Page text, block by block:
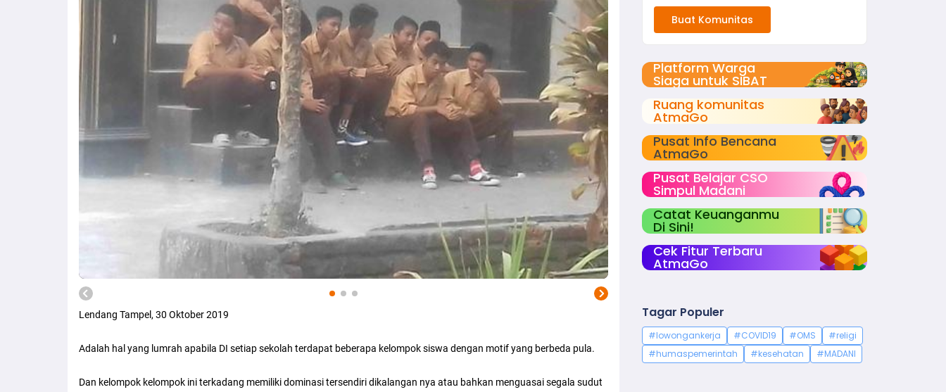
Lendang Tampel, 30 Oktober 2019
Adalah hal yang lumrah apabila DI setiap sekolah terdapat beberapa kelompok siswa dengan motif yang berbeda pula.
Dan kelompok kelompok ini terkadang memiliki dominasi tersendiri dikalangan nya atau bahkan menguasai segala sudut
Buat Komunitas
Platform Warga
Siaga untuk SIBAT
Ruang komunitas
AtmaGo
Pusat Info Bencana
AtmaGo
Pusat Belajar CSO
Simpul Madani
Catat Keuanganmu
Di Sini!
Cek Fitur Terbaru
AtmaGo
Tagar Populer
#lowongankerja #COVID19 #OMS
#religi
#humaspemerintah
#kesehatan #MADANI